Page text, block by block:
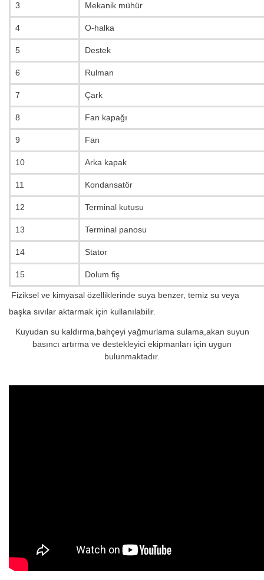
3 Mekanik mühür
4 O-halka
5 Destek
6 Rulman
7 Çark
8 Fan kapağı
9 Fan
10 Arka kapak
11 Kondansatör
12 Terminal kutusu
13 Terminal panosu
14 Stator
15 Dolum fiş
Fiziksel ve kimyasal özelliklerinde suya benzer, temiz su veya
başka sıvılar aktarmak için kullanılabilir.
Kuyudan su kaldırma,bahçeyi yağmurlama sulama,akan suyun
basıncı artırma ve destekleyici ekipmanları için uygun
bulunmaktadır.